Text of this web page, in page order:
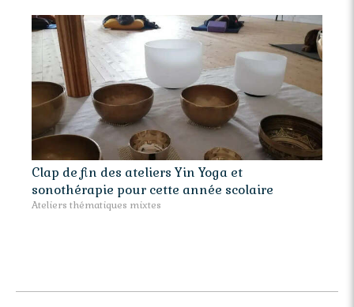
Clap de fin des ateliers Yin Yoga et
sonothérapie pour cette année scolaire
Ateliers thématiques mixtes